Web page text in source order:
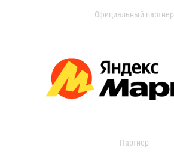
Официальный партнер
Партнер